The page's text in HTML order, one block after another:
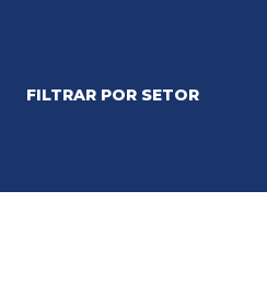
FILTRAR POR SETOR